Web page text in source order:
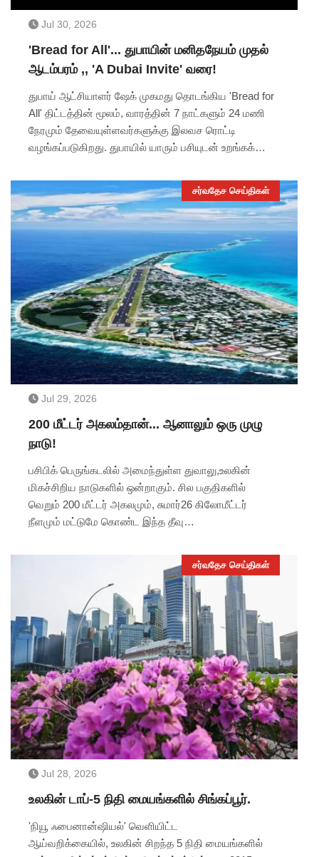
Jul 30, 2026
'Bread for All'... துபாயின் மனிதநேயம் முதல்
ஆடம்பரம் ,, 'A Dubai Invite' வரை!
துபாய் ஆட்சியாளர் ஷேக் முகமது தொடங்கிய 'Bread for
All' திட்டத்தின் மூலம், வாரத்தின் 7 நாட்களும் 24 மணி
நேரமும் தேவையுள்ளவர்களுக்கு இலவச ரொட்டி
வழங்கப்படுகிறது. துபாயில் யாரும் பசியுடன் உறங்கக்
Lamborghini, Ferrari போன்ற சூப்பர் கார்களில் ரோந்து
செல்லும் போலீசார், Robot Police Officer, உலகின் மிக
உயரமான Burj Khalifa, Gold ATM, 24 கேரட் Gold Ice
Cream, Floating Villas போன்ற ஆடம்பரங்களாலும் துபாய்
உலகை வியக்க வைக்கிறது.அதேநேரத்தில், அழுக்கான
காரை பொதுஇடத்தில் நிறுத்துதல், அனுமதியின்றி
புகைப்படம் எடுப்பது, மெட்ரோவில் சாப்பிடுதல் அல்லது
சூயிங்கம் மெல்லுதல் போன்றவற்றுக்கு கடுமையான
விதிமுறைகளும் அமலில் உள்ளன.மேலும், 'A Dubai Invite'
திட்டத்தின் கீழ், ஜூலை 20 முதல் அக்டோபர் 31, 2026
வரை குடும்பத்தினர் மற்றும் நண்பர்களை அழைத்து வரும்
குடியிருப்போருக்கு Dh 3,000-க்கும் அதிகமான பயணச்
சலுகைகள் மற்றும் பரிசுகள் வழங்கப்படுகின்றன.
சர்வதேச செய்திகள்
Jul 29, 2026
200 மீட்டர் அகலம்தான்... ஆனாலும் ஒரு முழு
நாடு!
பசிபிக் பெருங்கடலில் அமைந்துள்ள துவாலு,உலகின்
மிகச்சிறிய நாடுகளில் ஒன்றாகும். சில பகுதிகளில்
வெறும் 200 மீட்டர் அகலமும், சுமார்26 கிலோமீட்டர்
நீளமும் மட்டுமே கொண்ட இந்த தீவு
அடிப்படை வசதிகளுடனும் வாழ்ந்து வருகின்றனர்.
சர்வதேச செய்திகள்
Jul 28, 2026
உலகின் டாப்-5 நிதி மையங்களில் சிங்கப்பூர்.
'நியூ ஃபைனான்ஷியல்' வெளியிட்ட
ஆய்வறிக்கையில், உலகின் சிறந்த 5 நிதி மையங்களில்